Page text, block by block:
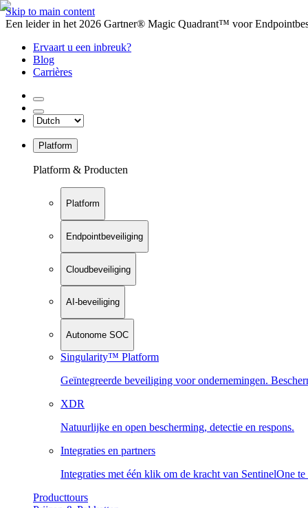
Skip to main content
Een leider in het 2026 Gartner® Magic Quadrant™ voor
Ervaart u een inbreuk?
Blog
Carrières
Platform
Platform & Producten
Platform
Endpointbeveiliging
Cloudbeveiliging
AI-beveiliging
Autonome SOC
Singularity™ Platform
Geïntegreerde beveiliging voor ondernemingen.
XDR
Natuurlijke en open bescherming, detectie en respons.
Integraties en partners
Integraties met één klik om de kracht van SentinelOne te
Producttours